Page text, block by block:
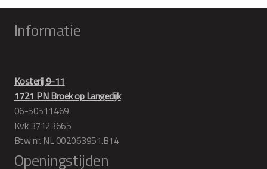
Informatie
Kosterij 9-11
1721 PN Broek op Langedijk
06-50511469
Kvk 37123665
Btw nr. NL 002063951.B14
Openingstijden